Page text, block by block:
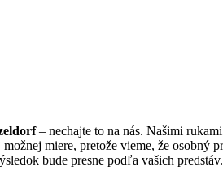
– nechajte to na nás. Našimi
miere, pretože vieme, že osobný
bude presne podľa vašich predstáv.